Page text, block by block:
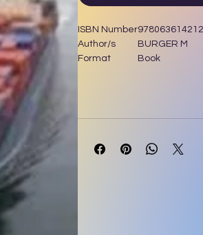
ISBN Number
Author/s
BURGER M
Format
Book